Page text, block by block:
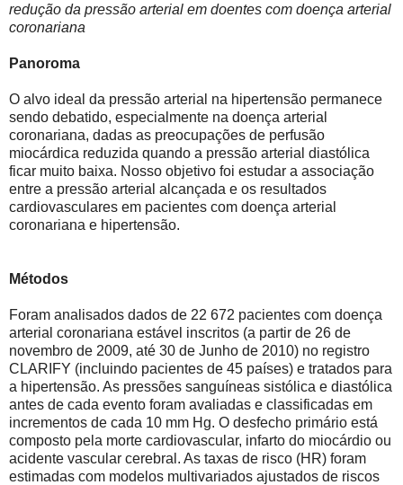
redução da pressão arterial em doentes com doença arterial
coronariana
Panoroma
O alvo ideal da pressão arterial na hipertensão permanece
sendo debatido, especialmente na doença arterial
coronariana, dadas as preocupações de perfusão
miocárdica reduzida quando a pressão arterial diastólica
ficar muito baixa. Nosso objetivo foi estudar a associação
entre a pressão arterial alcançada e os resultados
cardiovasculares em pacientes com doença arterial
coronariana e hipertensão.
Métodos
Foram analisados ​​dados de 22 672 pacientes com doença
arterial coronariana estável inscritos (a partir de 26 de
novembro de 2009, até 30 de Junho de 2010) no registro
CLARIFY (incluindo pacientes de 45 países) e tratados para
a hipertensão. As pressões sanguíneas sistólica e diastólica
antes de cada evento foram avaliadas e classificadas em
incrementos de cada 10 mm Hg. O desfecho primário está
composto pela morte cardiovascular, infarto do miocárdio ou
acidente vascular cerebral. As taxas de risco (HR) foram
estimadas com modelos multivariados ajustados de riscos